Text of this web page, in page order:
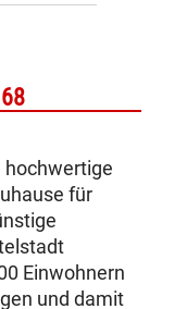
hochwertige
für
Einwohnern
und damit